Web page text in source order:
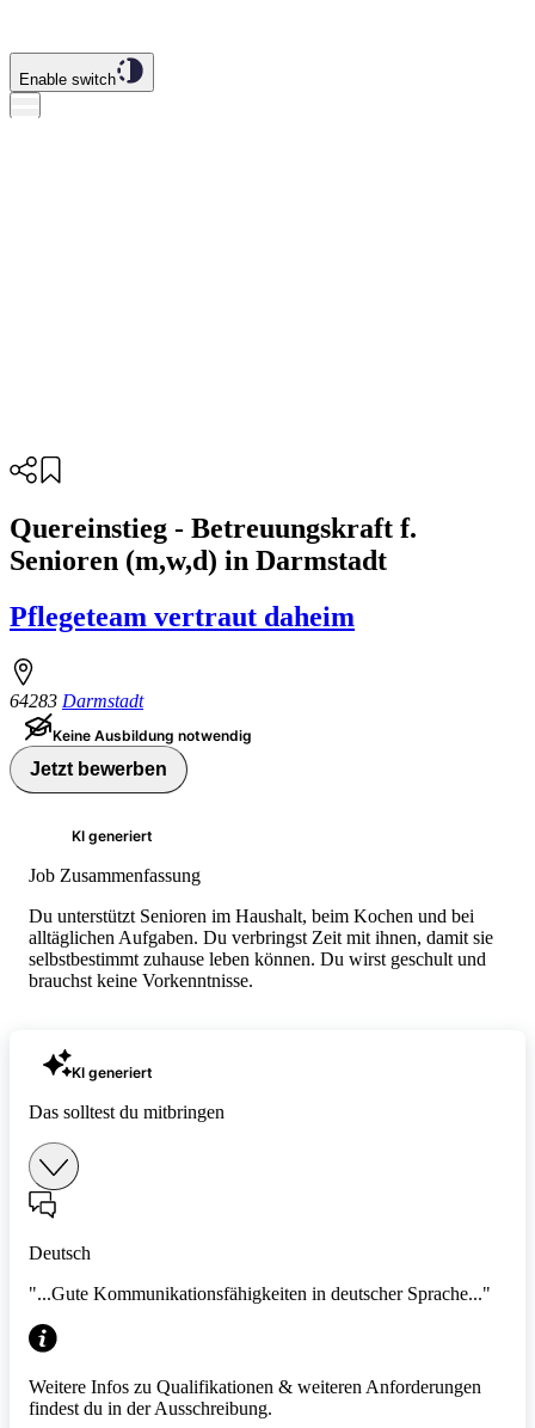
Enable switch
Quereinstieg - Betreuungskraft f.
Senioren (m,w,d) in Darmstadt
Pflegeteam vertraut daheim
64283 Darmstadt
Keine Ausbildung notwendig
Jetzt bewerben
KI generiert
Job Zusammenfassung
Du unterstützt Senioren im Haushalt, beim Kochen und bei
alltäglichen Aufgaben. Du verbringst Zeit mit ihnen, damit sie
selbstbestimmt zuhause leben können. Du wirst geschult und
brauchst keine Vorkenntnisse.
KI generiert
Das solltest du mitbringen
Deutsch
"...Gute Kommunikationsfähigkeiten in deutscher Sprache..."
Weitere Infos zu Qualifikationen & weiteren Anforderungen
findest du in der Ausschreibung.